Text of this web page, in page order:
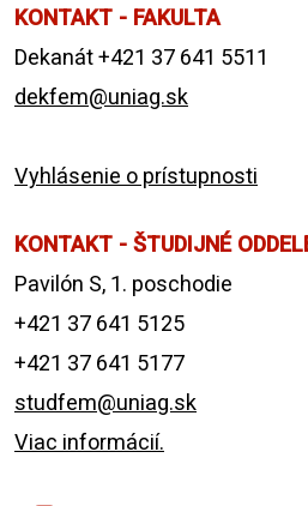
KONTAKT - FAKULTA
Dekanát +421 37 641 5511
dekfem@uniag.sk
Vyhlásenie o prístupnosti
KONTAKT - ŠTUDIJNÉ
Pavilón S, 1. poschodie
+421 37 641 5125
+421 37 641 5177
studfem@uniag.sk
Viac informácií.